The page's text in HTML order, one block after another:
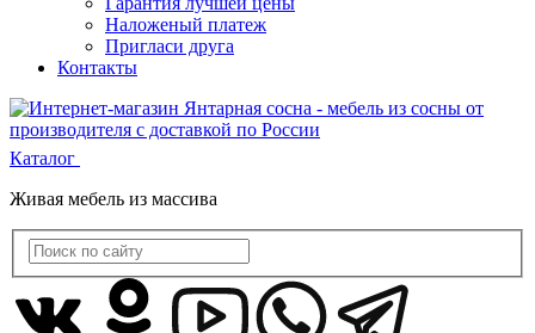
Наложеный платеж
Пригласи друга
Контакты
Каталог
Живая мебель из массива